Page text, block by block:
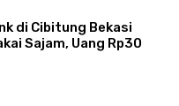
di Cibitung Bekasi
Sajam, Uang Rp30